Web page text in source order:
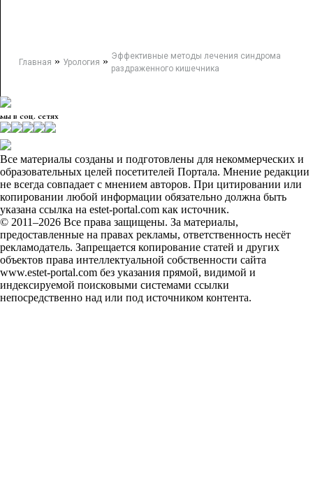
Главная » Урология » Эффективные методы лечения синдрома
раздраженного кишечника
мы в соц. сетях
Все материалы созданы и подготовлены для некоммерческих и
образовательных целей посетителей Портала. Мнение редакции
не всегда совпадает с мнением авторов. При цитировании или
копировании любой информации обязательно должна быть
указана ссылка на estet-portal.com как источник.
© 2011–2026 Все права защищены. За материалы,
предоставленные на правах рекламы, ответственность несёт
рекламодатель. Запрещается копирование статей и других
объектов права интеллектуальной собственности сайта
www.estet-portal.com без указания прямой, видимой и
индексируемой поисковыми системами ссылки
непосредственно над или под источником контента.